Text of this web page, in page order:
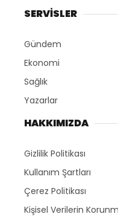
SERVİSLER
Gündem
Ekonomi
Sağlık
Yazarlar
HAKKIMIZDA
Gizlilik Politikası
Kullanım Şartları
Çerez Politikası
Kişisel Verilerin